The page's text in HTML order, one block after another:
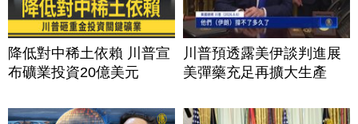
降低對中稀土依賴 川普宣
布礦業投資20億美元
川普預透露美伊談判進展
美彈藥充足再擴大生產